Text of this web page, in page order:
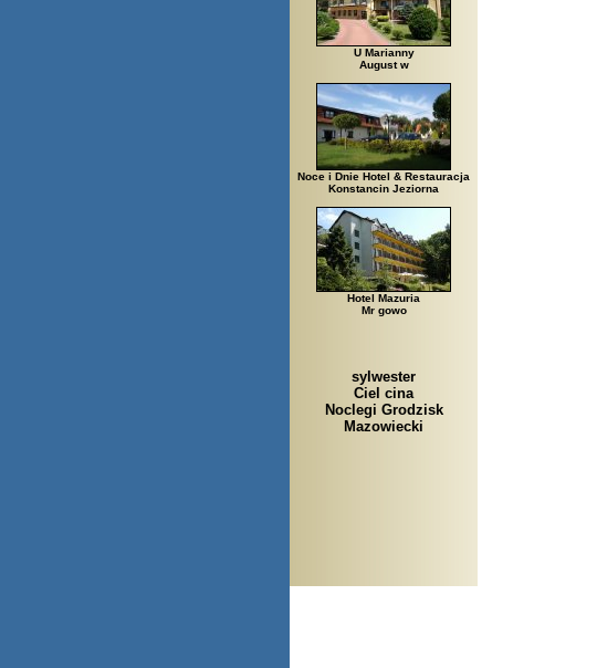
U Marianny
August w
Noce i Dnie Hotel & Restauracja
Konstancin Jeziorna
Hotel Mazuria
Mr gowo
sylwester
Ciel cina
Noclegi Grodzisk
Mazowiecki
Arłamów, Augustów, Babice Stare, Bachanowo,